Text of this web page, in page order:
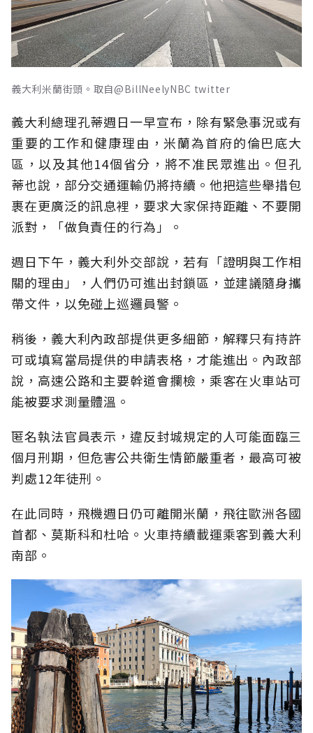
義大利米蘭街頭。取自@BillNeelyNBC twitter
義大利總理孔蒂週日一早宣布，除有緊急事況或有
重要的工作和健康理由，米蘭為首府的倫巴底大
區，以及其他14個省分，將不准民眾進出。但孔
蒂也說，部分交通運輸仍將持續。他把這些舉措包
裹在更廣泛的訊息裡，要求大家保持距離、不要開
派對，「做負責任的行為」。
週日下午，義大利外交部說，若有「證明與工作相
關的理由」，人們仍可進出封鎖區，並建議隨身攜
帶文件，以免碰上巡邏員警。
稍後，義大利內政部提供更多細節，解釋只有持許
可或填寫當局提供的申請表格，才能進出。內政部
說，高速公路和主要幹道會攔檢，乘客在火車站可
能被要求測量體溫。
匿名執法官員表示，違反封城規定的人可能面臨三
個月刑期，但危害公共衛生情節嚴重者，最高可被
判處12年徒刑。
在此同時，飛機週日仍可離開米蘭，飛往歐洲各國
首都、莫斯科和杜哈。火車持續載運乘客到義大利
南部。